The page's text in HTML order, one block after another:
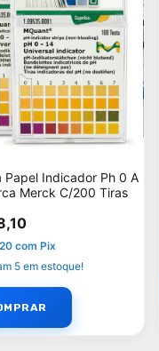
Papel Indicador Ph 0 A
Merck C/200 Tiras
com Pix
5 em estoque!